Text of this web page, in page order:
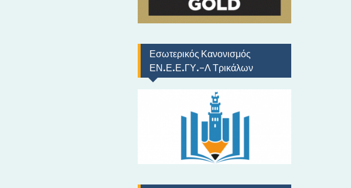
Εσωτερικός Κανονισμός
ΕΝ.Ε.Ε.ΓΥ.-Λ Τρικάλων